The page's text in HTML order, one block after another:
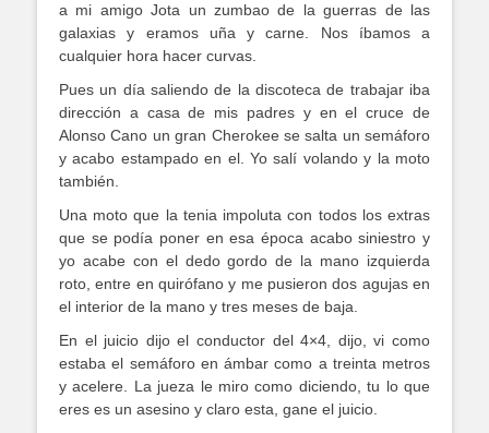
a mi amigo Jota un zumbao de la guerras de las
galaxias y eramos uña y carne. Nos íbamos a
cualquier hora hacer curvas.
Pues un día saliendo de la discoteca de trabajar iba
dirección a casa de mis padres y en el cruce de
Alonso Cano un gran Cherokee se salta un semáforo
y acabo estampado en el. Yo salí volando y la moto
también.
Una moto que la tenia impoluta con todos los extras
que se podía poner en esa época acabo siniestro y
yo acabe con el dedo gordo de la mano izquierda
roto, entre en quirófano y me pusieron dos agujas en
el interior de la mano y tres meses de baja.
En el juicio dijo el conductor del 4×4, dijo, vi como
estaba el semáforo en ámbar como a treinta metros
y acelere. La jueza le miro como diciendo, tu lo que
eres es un asesino y claro esta, gane el juicio.